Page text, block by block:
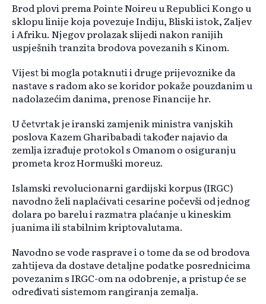
Brod plovi prema Pointe Noireu u Republici Kongo u
sklopu linije koja povezuje Indiju, Bliski istok, Zaljev
i Afriku. Njegov prolazak slijedi nakon ranijih
uspješnih tranzita brodova povezanih s Kinom.
Vijest bi mogla potaknuti i druge prijevoznike da
nastave s radom ako se koridor pokaže pouzdanim u
nadolazećim danima, prenose Financije hr.
U četvrtak je iranski zamjenik ministra vanjskih
poslova Kazem Gharibabadi također najavio da
zemlja izrađuje protokol s Omanom o osiguranju
prometa kroz Hormuški moreuz.
Islamski revolucionarni gardijski korpus (IRGC)
navodno želi naplaćivati ​​​​cesarine počevši od jednog
dolara po barelu i razmatra plaćanje u kineskim
juanima ili stabilnim kriptovalutama.
Navodno se vode rasprave i o tome da se od brodova
zahtijeva da dostave detaljne podatke posrednicima
povezanim s IRGC-om na odobrenje, a pristup će se
određivati ​​sistemom rangiranja zemalja.